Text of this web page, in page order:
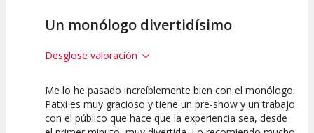
Un monólogo divertidísimo
Desglose valoración
10
Calidad del
10
Puesta en
10
Interpretación
Me lo he pasado increíblemente bien con el monólogo.
Patxi es muy gracioso y tiene un pre-show y un trabajo
con el público que hace que la experiencia sea, desde